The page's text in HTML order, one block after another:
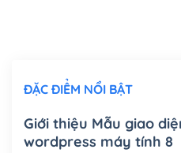
Mua thêm Host + Tên miền
Tên miền quốc tế .com
Tên miền Việt Nam .vn
ĐẶC ĐIỂM NỔI BẬT
Giới thiệu Mẫu giao
wordpress máy tính 8